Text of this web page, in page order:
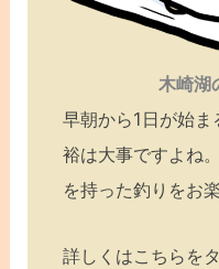
木崎湖
早朝から1日が始
裕は大事ですよね
を持った釣りをお
詳しくはこちらを